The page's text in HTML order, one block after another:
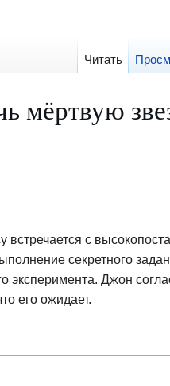
мёртвую
с
секретного
эксперимента. Джон
его ожидает.
Читать